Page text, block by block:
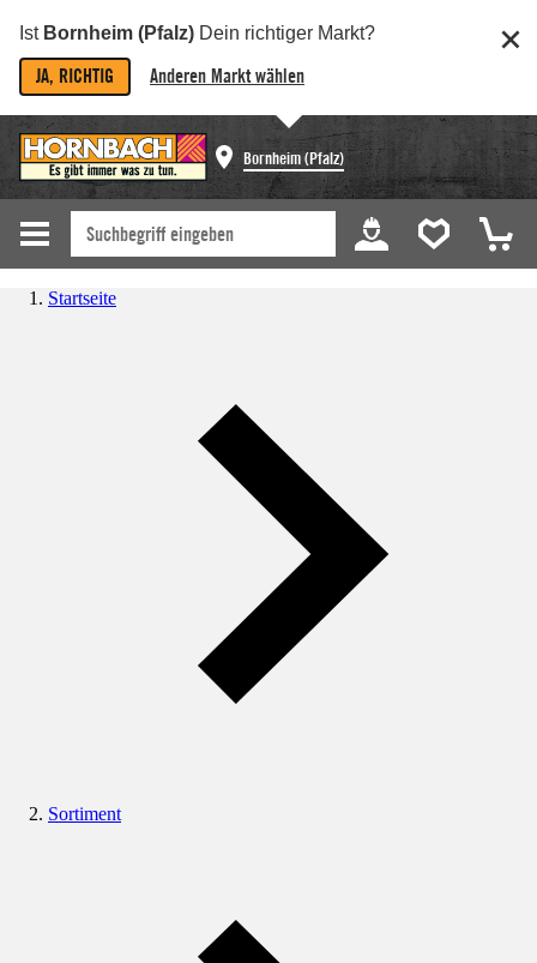
Ist Bornheim (Pfalz) Dein richtiger Markt?
JA, RICHTIG Anderen Markt wählen
Bornheim (Pfalz)
Startseite
Sortiment